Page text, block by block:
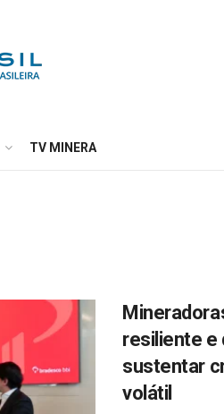
TV MINERA
resiliente e
sustentar
volátil